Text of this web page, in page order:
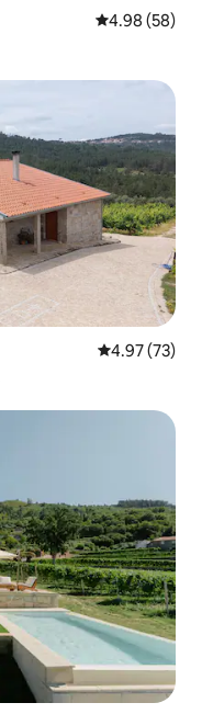
平均评分 4.98
4.98 (58)
平均评分
4.97 (73)